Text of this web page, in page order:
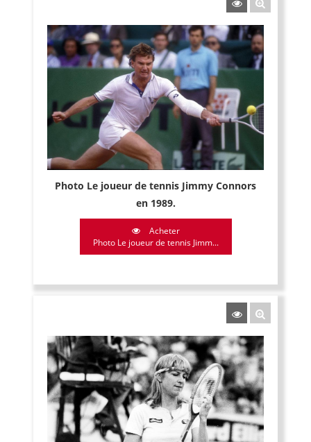
Photo Le joueur de tennis Jimmy Connors
en 1989.
Acheter
Photo Le joueur de tennis Jimm...